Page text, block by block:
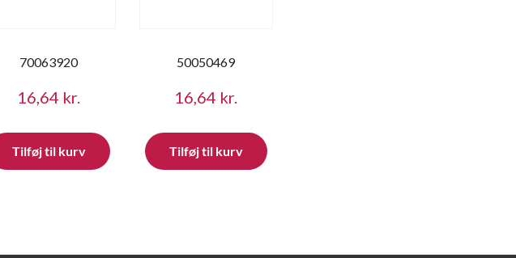
70063920
16,64 kr.
Tilføj til kurv
50050469
16,64 kr.
Tilføj til kurv